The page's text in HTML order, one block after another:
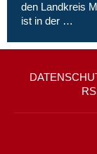
den Landkreis
ist in der …